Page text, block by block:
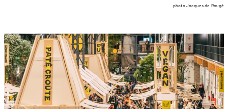
photo Jacques de Rougé